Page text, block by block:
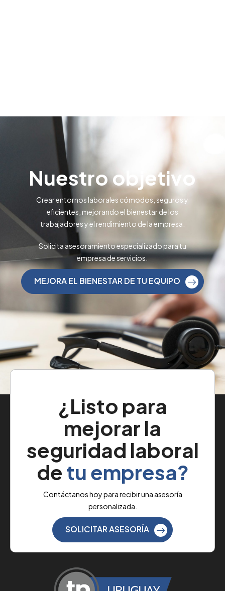
Nuestro objetivo
Crear entornos laborales cómodos, seguros y
eficientes, mejorando el bienestar de los
trabajadores y el rendimiento de la empresa.
Solicita asesoramiento especializado para tu
empresa de servicios.
MEJORA EL BIENESTAR DE TU EQUIPO
¿Listo para
mejorar la
seguridad laboral
detu empresa?
Contáctanos hoy para recibir una asesoría
personalizada.
SOLICITAR ASESORÍA